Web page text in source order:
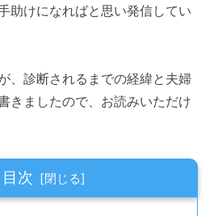
助けになればと思い発信してい
、診断されるまでの経緯と夫婦
きましたので、お読みいただけ
目次